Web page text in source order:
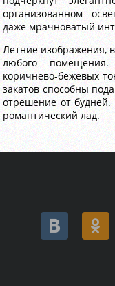
организованном
даже мрачноватый
Летние изображения,
любого
коричнево-бежевых
закатов способны
отрешение от будней.
романтический лад.